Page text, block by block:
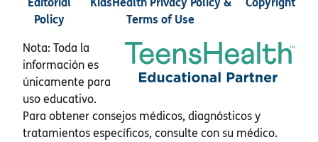
Policy
Terms of Use
Nota: Toda la
información es
únicamente para
uso educativo.
Para obtener consejos médicos, diagnósticos y
tratamientos específicos, consulte con su médico.